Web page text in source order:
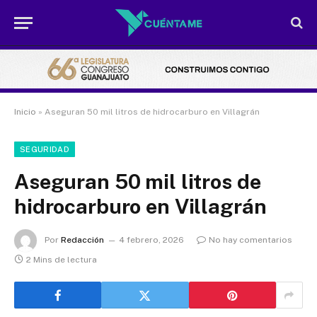
Inicio » Aseguran 50 mil litros de hidrocarburo en Villagrán
SEGURIDAD
Aseguran 50 mil litros de
hidrocarburo en Villagrán
Por Redacción 4 febrero, 2026
No hay comentarios
2 Mins de lectura